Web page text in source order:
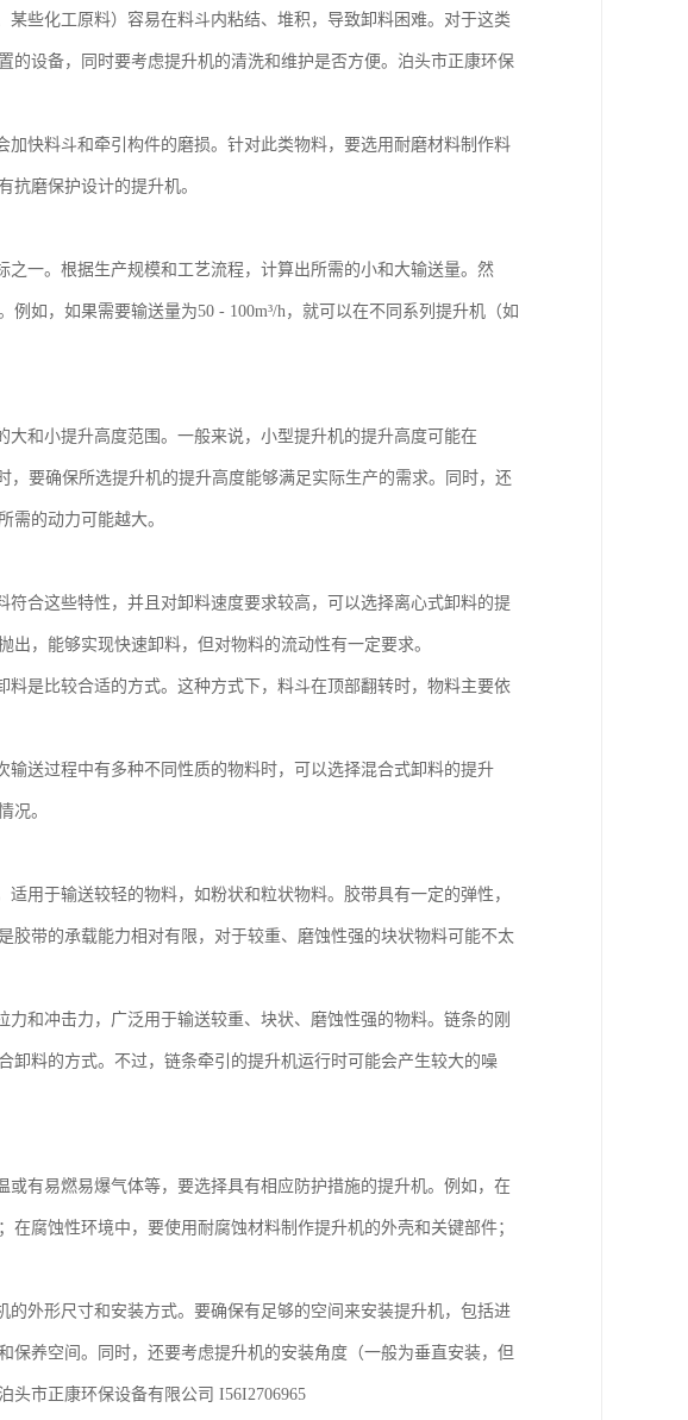
些化工原料）容易在料斗内粘结、堆积，导致卸料困难。对于这类
设备，同时要考虑提升机的清洗和维护是否方便。泊头市正康环保
快料斗和牵引构件的磨损。针对此类物料，要选用耐磨材料制作料
抗磨保护设计的提升机。
一。根据生产规模和工艺流程，计算出所需的小和大输送量。然
如，如果需要输送量为50 - 100m³/h，就可以在不同系列提升机（如
和小提升高度范围。一般来说，小型提升机的提升高度可能在
，要确保所选提升机的提升高度能够满足实际生产的需求。同时，还
需的动力可能越大。
合这些特性，并且对卸料速度要求较高，可以选择离心式卸料的提
，能够实现快速卸料，但对物料的流动性有一定要求。
是比较合适的方式。这种方式下，料斗在顶部翻转时，物料主要依
送过程中有多种不同性质的物料时，可以选择混合式卸料的提升
况。
于输送较轻的物料，如粉状和粒状物料。胶带具有一定的弹性，
带的承载能力相对有限，对于较重、磨蚀性强的块状物料可能不太
和冲击力，广泛用于输送较重、块状、磨蚀性强的物料。链条的刚
料的方式。不过，链条牵引的提升机运行时可能会产生较大的噪
有易燃易爆气体等，要选择具有相应防护措施的提升机。例如，在
腐蚀性环境中，要使用耐腐蚀材料制作提升机的外壳和关键部件；
外形尺寸和安装方式。要确保有足够的空间来安装提升机，包括进
养空间。同时，还要考虑提升机的安装角度（一般为垂直安装，但
头市正康环保设备有限公司 I56I2706965